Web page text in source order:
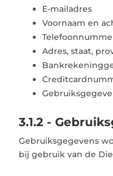
E-mailadres
Voornaam en
Adres, staat,
3.1.2 -
Gebruiksgegevens
bij gebruik van de